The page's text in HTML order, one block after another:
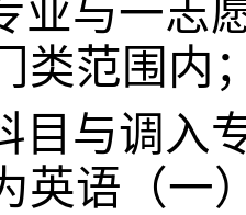
业与一志
类范围内
目与调入
英语（一